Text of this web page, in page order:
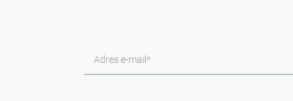
Adres e-mail*